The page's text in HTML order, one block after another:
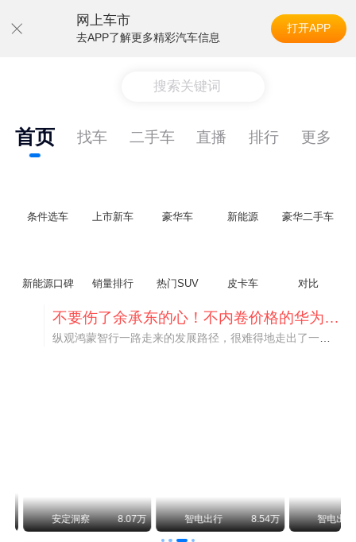
网上车市
去APP了解更多精彩汽车信息
打开APP
搜索关键词
首页 找车 二手车 直播 排行 更多
条件选车 上市新车 豪华车 新能源 豪华二手车
新能源口碑 销量排行 热门SUV 皮卡车 对比
不要伤了余承东的心！不内卷价格的华为，弥足珍贵！
安定洞察 8.07万 智电出行 8.54万 智电出行